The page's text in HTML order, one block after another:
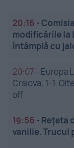
20:16 -
modificările la
întâmplă cu
20:07 - Europa
Craiova, 1-1.
off
19:56 - Rețeta
vanilie. Trucul